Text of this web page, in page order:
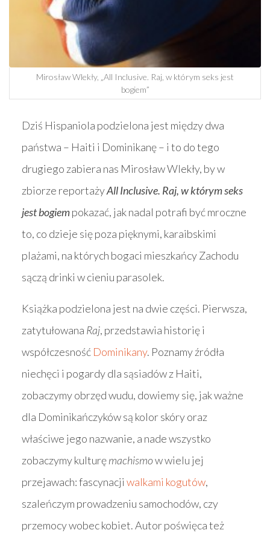
Mirosław Wlekły, „All Inclusive. Raj, w którym seks jest
bogiem”
Dziś Hispaniola podzielona jest między dwa
państwa – Haiti i Dominikanę – i to do tego
drugiego zabiera nas Mirosław Wlekły, by w
zbiorze reportażyAll Inclusive. Raj, w którym seks
jest bogiempokazać, jak nadal potrafi być mroczne
to, co dzieje się poza pięknymi, karaibskimi
plażami, na których bogaci mieszkańcy Zachodu
sączą drinki w cieniu parasolek.
Książka podzielona jest na dwie części. Pierwsza,
zatytułowana Raj, przedstawia historię i
współczesność Dominikany. Poznamy źródła
niechęci i pogardy dla sąsiadów z Haiti,
zobaczymy obrzęd wudu, dowiemy się, jak ważne
dla Dominikańczyków są kolor skóry oraz
właściwe jego nazwanie, a nade wszystko
zobaczymy kulturęmachismow wielu jej
przejawach: fascynacji walkami kogutów,
szaleńczym prowadzeniu samochodów, czy
przemocy wobec kobiet. Autor poświęca też